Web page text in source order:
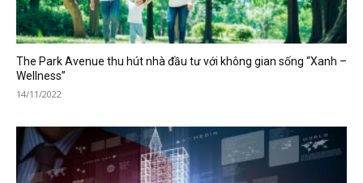
The Park Avenue thu hút nhà đầu tư với không gian sống “Xanh –
Wellness”
14/11/2022